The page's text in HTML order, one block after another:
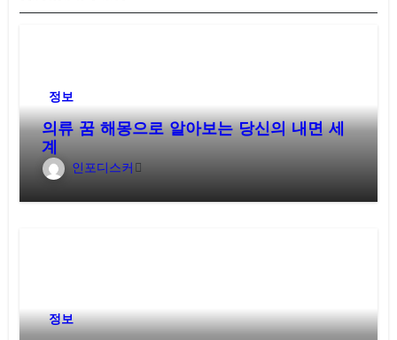
정보
의류 꿈 해몽으로 알아보는 당신의 내면 세
계
인포디스커
정보